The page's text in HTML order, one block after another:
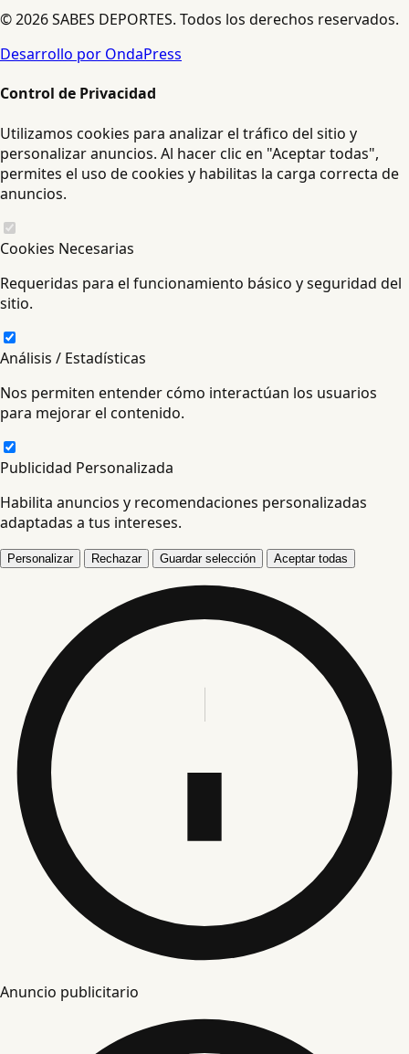
© 2026 SABES DEPORTES. Todos los derechos reservados.
Desarrollo por OndaPress
Control de Privacidad
Utilizamos cookies para analizar el tráfico del sitio y
personalizar anuncios. Al hacer clic en "Aceptar todas",
permites el uso de cookies y habilitas la carga correcta de
anuncios.
Cookies Necesarias
Requeridas para el funcionamiento básico y seguridad del
sitio.
Análisis / Estadísticas
Nos permiten entender cómo interactúan los usuarios
para mejorar el contenido.
Publicidad Personalizada
Habilita anuncios y recomendaciones personalizadas
adaptadas a tus intereses.
Personalizar Rechazar Guardar selección Aceptar todas
Anuncio publicitario